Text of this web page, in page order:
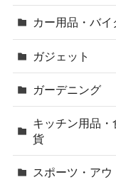
カー用品・バイ
ガジェット
ガーデニング
キッチン用品
貨
スポーツ・アウ